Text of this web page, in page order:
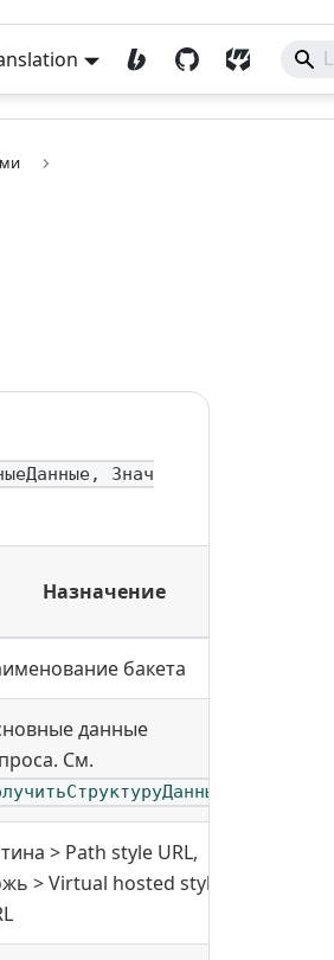
Знач
Назначение
бакета
данные
См.
> Path style URL,
> Virtual hosted style